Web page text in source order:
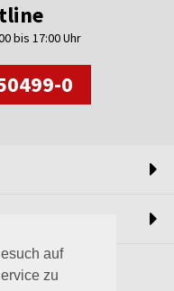
auf
zu
bis 17:00 Uhr
0